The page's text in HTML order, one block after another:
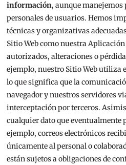
información, aunque
personales de usuarios. Hemos
técnicas y organizativas
Sitio Web como nuestra Aplicación
autorizados, alteraciones o
ejemplo, nuestro Sitio Web utiliza
lo que significa que la
navegador y nuestros servidores
interceptación por terceros.
cualquier dato que
ejemplo, correos electrónicos
únicamente al personal o
están sujetos a obligaciones de